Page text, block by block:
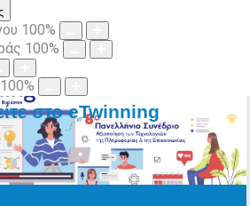
100%
100%
100%
στο eTwinning